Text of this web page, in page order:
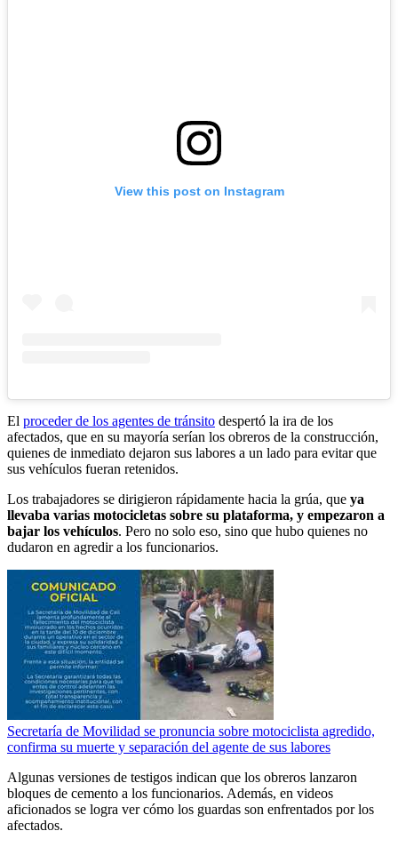
View this post on Instagram
El proceder de los agentes de tránsito despertó la ira de los
afectados, que en su mayoría serían los obreros de la construcción,
quienes de inmediato dejaron sus labores a un lado para evitar que
sus vehículos fueran retenidos.
Los trabajadores se dirigieron rápidamente hacia la grúa, que ya
llevaba varias motocicletas sobre su plataforma, y empezaron a
bajar los vehículos. Pero no solo eso, sino que hubo quienes no
dudaron en agredir a los funcionarios.
Secretaría de Movilidad se pronuncia sobre motociclista agredido,
confirma su muerte y separación del agente de sus labores
Algunas versiones de testigos indican que los obreros lanzaron
bloques de cemento a los funcionarios. Además, en videos
aficionados se logra ver cómo los guardas son enfrentados por los
afectados.